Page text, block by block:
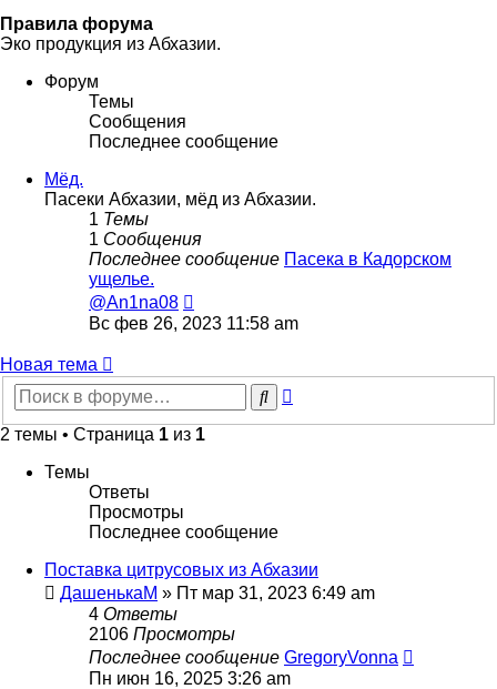
Правила форума
Эко продукция из Абхазии.
Форум
Темы
Сообщения
Последнее сообщение
Мёд.
Пасеки Абхазии, мёд из Абхазии.
1 Темы
1 Сообщения
Последнее сообщение Пасека в Кадорском
ущелье.
@An1na08
к
Вс фев 26, 2023 11:58 am
Новая тема
Поиск
2 темы • Страница 1 из 1
Темы
Ответы
Просмотры
Последнее сообщение
Поставка цитрусовых из Абхазии
ДашенькаМ » Пт мар 31, 2023 6:49 am
4 Ответы
2106 Просмотры
Последнее сообщение GregoryVonna
Пн июн 16, 2025 3:26 am